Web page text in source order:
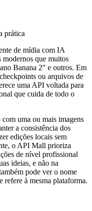
prática
de mídia com IA
modernos que muitos
Banana 2" e outros. Em
ou arquivos de
uma API voltada para
que cuida de todo o
uma ou mais imagens
a consistência dos
edições locais sem
o API Mall prioriza
de nível profissional
ideias, e não na
pode ver o nome
refere à mesma plataforma.